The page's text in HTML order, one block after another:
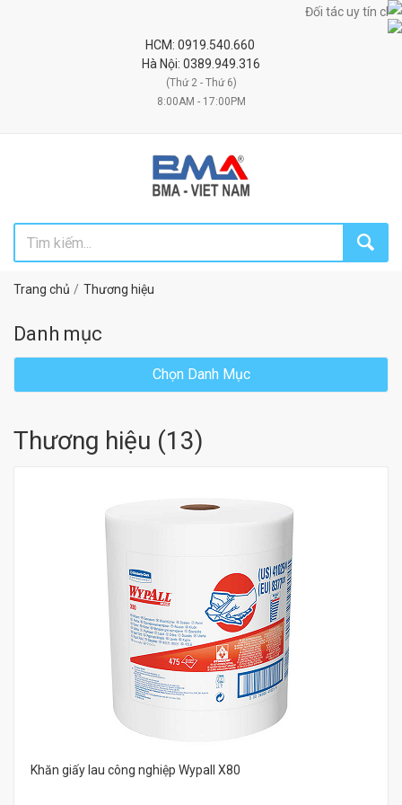
Đối tác uy tín chiến lược
HCM: 0919.540.660
Hà Nội: 0389.949.316
(Thứ 2 - Thứ 6)
8:00AM - 17:00PM
Trang chủ Thương hiệu
Danh mục
Chọn Danh Mục
Thương hiệu (13)
Khăn giấy lau công nghiệp Wypall X80